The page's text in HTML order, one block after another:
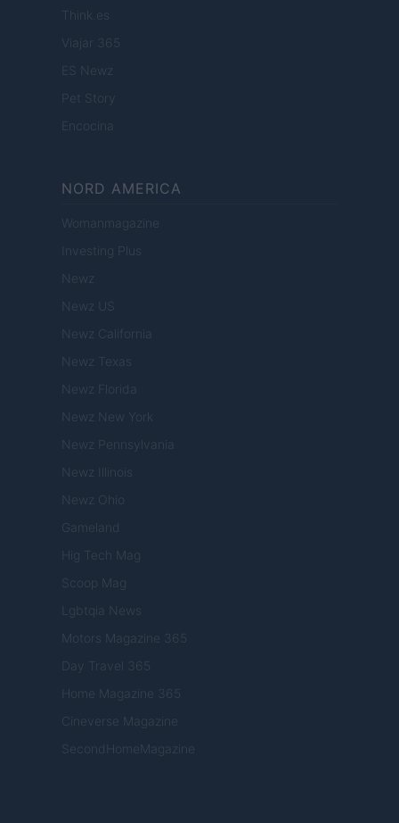
Think.es
Viajar 365
ES Newz
Pet Story
Encocina
NORD AMERICA
Womanmagazine
Investing Plus
Newz
Newz US
Newz California
Newz Texas
Newz Florida
Newz New York
Newz Pennsylvania
Newz Illinois
Newz Ohio
Gameland
Hig Tech Mag
Scoop Mag
Lgbtqia News
Motors Magazine 365
Day Travel 365
Home Magazine 365
Cineverse Magazine
SecondHomeMagazine